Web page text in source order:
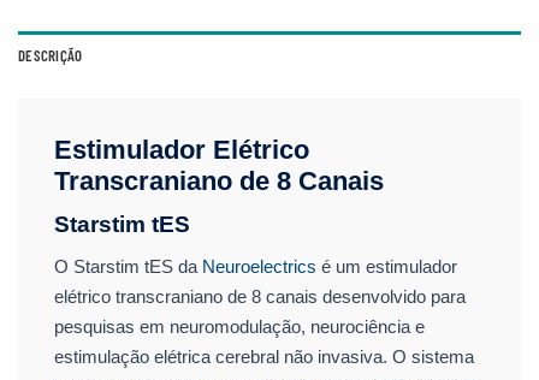
DESCRIÇÃO
Estimulador Elétrico
Transcraniano de 8 Canais
Starstim tES
O Starstim tES da Neuroelectrics é um estimulador
elétrico transcraniano de 8 canais desenvolvido para
pesquisas em neuromodulação, neurociência e
estimulação elétrica cerebral não invasiva. O sistema